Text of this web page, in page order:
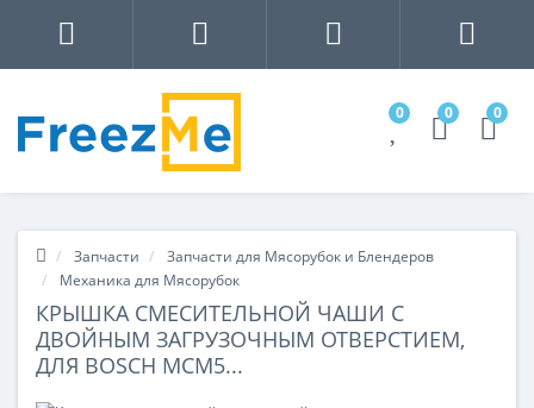
0 0 0
Запчасти
Запчасти для Мясорубок и Блендеров
Механика для Мясорубок
КРЫШКА СМЕСИТЕЛЬНОЙ ЧАШИ С
ДВОЙНЫМ ЗАГРУЗОЧНЫМ ОТВЕРСТИЕМ,
ДЛЯ BOSCH MCM5...